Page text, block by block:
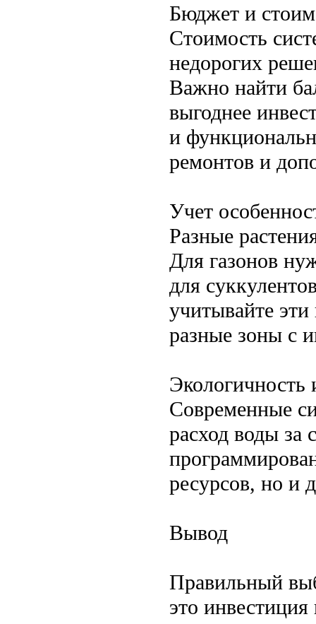
Бюджет и
Стоимость
недорогих
Важно найти
выгоднее
и
ремонтов и
Учет
Разные
Для газонов
для
учитывайте
разные зоны с
Экологичность
Современные
расход воды за
ресурсов, но и
Вывод
Правильный
это инвестиция